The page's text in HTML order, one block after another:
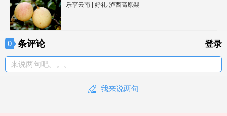
乐享云南 | 好礼·泸西高原梨
0 条评论 登录
来说两句吧。。。
我来说两句